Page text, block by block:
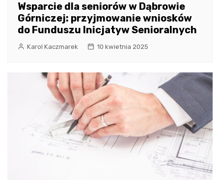
Wsparcie dla seniorów w Dąbrowie
Górniczej: przyjmowanie wniosków
do Funduszu Inicjatyw Senioralnych
Karol Kaczmarek 10 kwietnia 2025